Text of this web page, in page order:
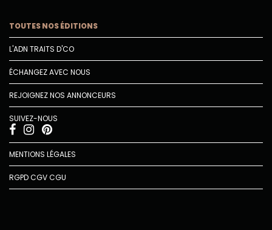
TOUTES NOS ÉDITIONS
L'ADN TRAITS D'CO
ÉCHANGEZ AVEC NOUS
REJOIGNEZ NOS ANNONCEURS
SUIVEZ-NOUS
MENTIONS LÉGALES
RGPDCGVCGU